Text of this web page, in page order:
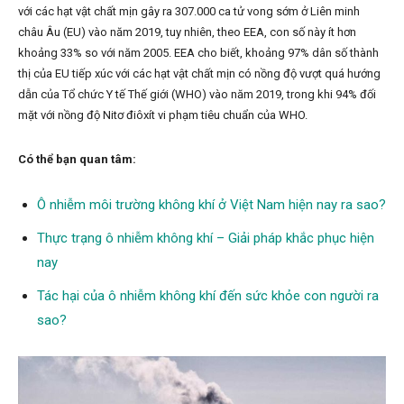
với các hạt vật chất mịn gây ra 307.000 ca tử vong sớm ở Liên minh
châu Âu (EU) vào năm 2019, tuy nhiên, theo EEA, con số này ít hơn
khoảng 33% so với năm 2005. EEA cho biết, khoảng 97% dân số thành
thị của EU tiếp xúc với các hạt vật chất mịn có nồng độ vượt quá hướng
dẫn của Tổ chức Y tế Thế giới (WHO) vào năm 2019, trong khi 94% đối
mặt với nồng độ Nitơ điôxít vi phạm tiêu chuẩn của WHO.
Có thể bạn quan tâm:
Ô nhiễm môi trường không khí ở Việt Nam hiện nay ra sao?
Thực trạng ô nhiễm không khí – Giải pháp khắc phục hiện
nay
Tác hại của ô nhiễm không khí đến sức khỏe con người ra
sao?